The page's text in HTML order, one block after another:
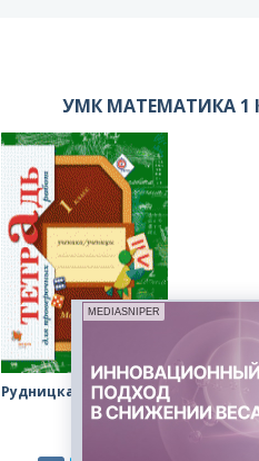
УМК МАТЕМАТИКА 1
Рудницкая рабочая тетрадь
MEDIASNIPER